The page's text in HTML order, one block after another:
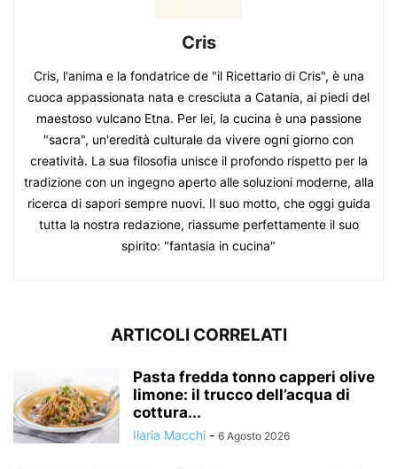
Cris
Cris, l'anima e la fondatrice de "il Ricettario di Cris", è una
cuoca appassionata nata e cresciuta a Catania, ai piedi del
maestoso vulcano Etna. Per lei, la cucina è una passione
"sacra", un'eredità culturale da vivere ogni giorno con
creatività. La sua filosofia unisce il profondo rispetto per la
tradizione con un ingegno aperto alle soluzioni moderne, alla
ricerca di sapori sempre nuovi. Il suo motto, che oggi guida
tutta la nostra redazione, riassume perfettamente il suo
spirito: "fantasia in cucina"
ARTICOLI CORRELATI
Pasta fredda tonno capperi olive
limone: il trucco dell’acqua di
cottura...
Ilaria Macchi - 6 Agosto 2026